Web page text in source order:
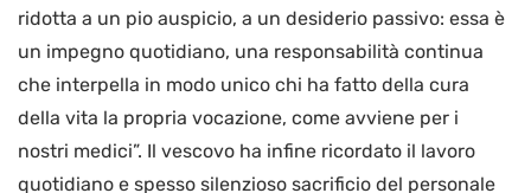
ridotta a un pio auspicio, a un desiderio passivo: essa è
un impegno quotidiano, una responsabilità continua
che interpella in modo unico chi ha fatto della cura
della vita la propria vocazione, come avviene per i
nostri medici”. Il vescovo ha infine ricordato il lavoro
quotidiano e spesso silenzioso sacrificio del personale